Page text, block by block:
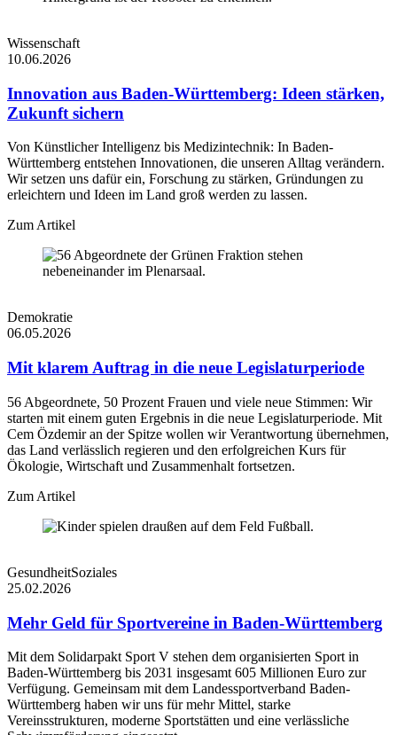
Wissenschaft
10.06.2026
Innovation aus Baden-Württemberg: Ideen stärken,
Zukunft sichern
Von Künstlicher Intelligenz bis Medizintechnik: In Baden-
Württemberg entstehen Innovationen, die unseren Alltag verändern.
Wir setzen uns dafür ein, Forschung zu stärken, Gründungen zu
erleichtern und Ideen im Land groß werden zu lassen.
Zum Artikel
Demokratie
06.05.2026
Mit klarem Auftrag in die neue Legislaturperiode
56 Abgeordnete, 50 Prozent Frauen und viele neue Stimmen: Wir
starten mit einem guten Ergebnis in die neue Legislaturperiode. Mit
Cem Özdemir an der Spitze wollen wir Verantwortung übernehmen,
das Land verlässlich regieren und den erfolgreichen Kurs für
Ökologie, Wirtschaft und Zusammenhalt fortsetzen.
Zum Artikel
GesundheitSoziales
25.02.2026
Mehr Geld für Sportvereine in Baden-Württemberg
Mit dem Solidarpakt Sport V stehen dem organisierten Sport in
Baden-Württemberg bis 2031 insgesamt 605 Millionen Euro zur
Verfügung. Gemeinsam mit dem Landessportverband Baden-
Württemberg haben wir uns für mehr Mittel, starke
Vereinsstrukturen, moderne Sportstätten und eine verlässliche